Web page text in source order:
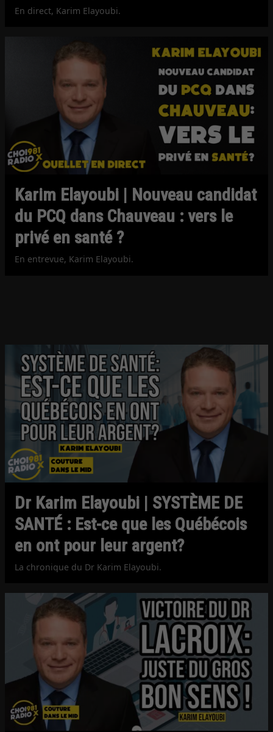
En direct, Karim Elayoubi.
Karim Elayoubi | Nouveau candidat
du PCQ dans Chauveau : vers le
privé en santé ?
En entrevue, Karim Elayoubi.
Dr Karim Elayoubi | SYSTÈME DE
SANTÉ : Est-ce que les Québécois
en ont pour leur argent?
La chronique du Dr Karim Elayoubi.